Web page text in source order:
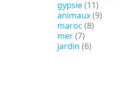
gypsie(11)
animaux(9)
maroc (8)
mer(7)
jardin (6)